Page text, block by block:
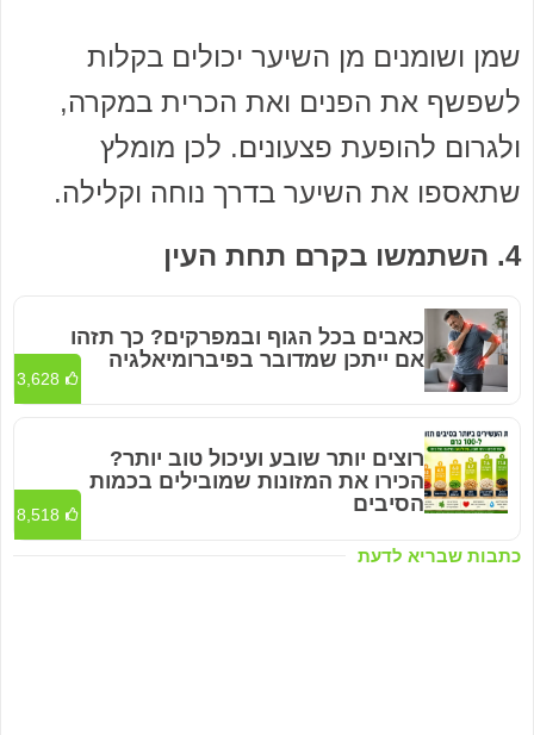
שמן ושומנים מן השיער יכולים בקלות
לשפשף את הפנים ואת הכרית במקרה,
ולגרום להופעת פצעונים. לכן מומלץ
שתאספו את השיער בדרך נוחה וקלילה.
4. השתמשו בקרם תחת העין
כתבות שבריא לדעת
כאבים בכל הגוף ובמפרקים? כך תזהו
אם ייתכן שמדובר בפיברומיאלגיה
3,628
רוצים יותר שובע ועיכול טוב יותר?
הכירו את המזונות שמובילים בכמות
הסיבים
8,518